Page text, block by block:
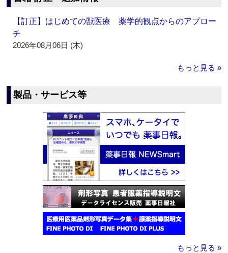
【訂正】はじめての獣医療 薬学的観点からのアプロー
チ
2026年08月06日 (木)
もっと見る »
製品・サービス等
もっと見る »